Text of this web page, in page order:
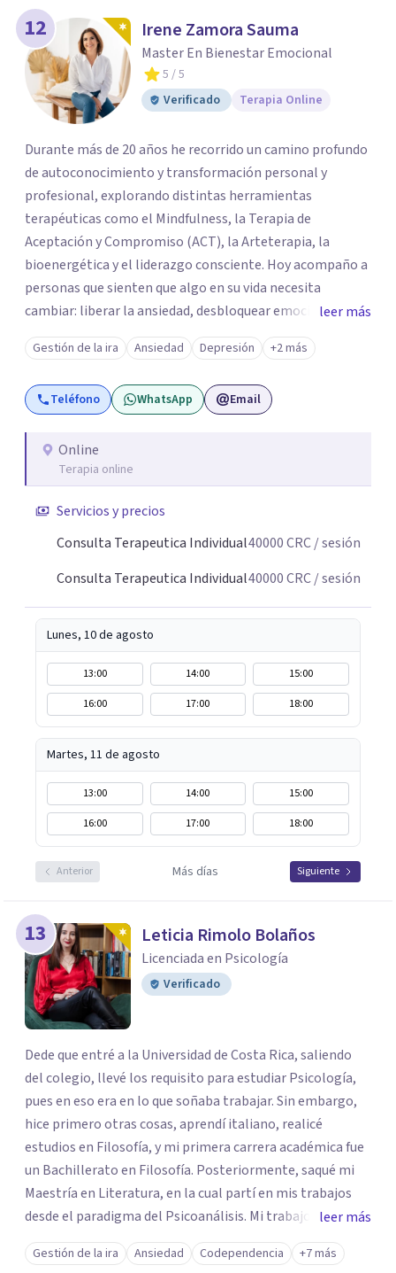
12 Irene Zamora Sauma
Master En Bienestar Emocional
5 / 5
Verificado
Terapia Online
Durante más de 20 años he recorrido un camino profundo
de autoconocimiento y transformación personal y
profesional, explorando distintas herramientas
terapéuticas como el Mindfulness, la Terapia de
Aceptación y Compromiso (ACT), la Arteterapia, la
bioenergética y el liderazgo consciente. Hoy acompaño a
personas que sienten que algo en su vida necesita
cambiar: liberar la ansiedad, desbloquear emociones,
atravesar crisis personales o reconectar con un propósito
que les permita vivir con mayor bienestar y plenitud. A
través de mi guía podrás comprender el origen de tus
patrones emocionales y generar cambios reales y
y transformación. Creo profundamente que cada persona
tiene dentro de sí los recursos; a veces solo necesitamos
herramientas adecuadas para poder verlo con claridad.
leer más
Gestión de la ira Ansiedad Depresión +2 más
Teléfono WhatsApp Email
Online
Terapia online
Servicios y precios
Consulta Terapeutica Individual40000CRC/ sesión
Consulta Terapeutica Individual40000CRC/ sesión
Lunes, 10 de agosto
13:00 14:00
15:00
16:00
17:00 18:00
Martes, 11 de agosto
13:00 14:00
15:00
16:00
17:00 18:00
Anterior Más días Siguiente
13 Leticia Rimolo Bolaños
Licenciada en Psicología
Verificado
Dede que entré a la Universidad de Costa Rica, saliendo
del colegio, llevé los requisito para estudiar Psicología,
pues en eso era en lo que soñaba trabajar. Sin embargo,
hice primero otras cosas, aprendí italiano, realicé
estudios en Filosofía, y mi primera carrera académica fue
un Bachillerato en Filosofía. Posteriormente, saqué mi
Maestría en Literatura, en la cual partí en mis trabajos
desde el paradigma del Psicoanálisis. Mi trabajo final se
tituló: Literatura y Psicoanálisis: La seducción del texto.
Desde ahí aposté a mi pasión por la lectura y mi
leer más
Gestión de la ira Ansiedad Codependencia +7 más